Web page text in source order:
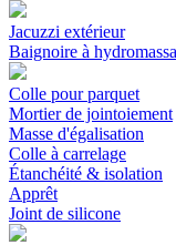
Jacuzzi extérieur
Baignoire à
Colle pour parquet
Mortier de jointoiement
Masse d'égalisation
Colle à carrelage
Étanchéité & isolation
Apprêt
Joint de silicone